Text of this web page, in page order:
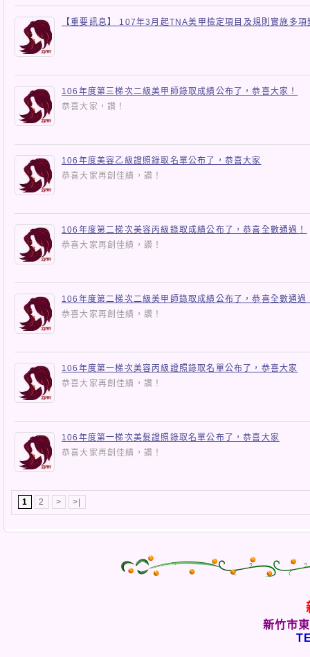
【重要訊息】 107年3月起TNA美甲檢定項目及規則實施多項
106年度第三梯次二級美甲師錄取成績公布了，恭喜大家！
恭喜大家，讚！
106年度美容乙級證照錄取名單公布了，恭喜大家
恭喜大家再創佳績，讚！
106年度第二梯次美容丙級錄取成績公布了，恭喜全數通過！
恭喜大家再創佳績，讚！
106年度第二梯次二級美甲師錄取成績公布了，恭喜全數通過
恭喜大家再創佳績，讚！
106年度第一梯次美容丙級證照錄取名單公布了，恭喜大家
恭喜大家再創佳績，讚！
106年度第一梯次美髮證照錄取名單公布了，恭喜大家
恭喜大家再創佳績，讚！
1 2 > >|
新竹市